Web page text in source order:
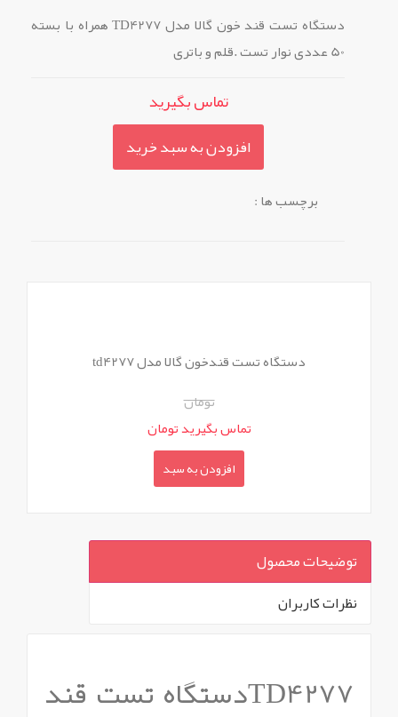
دستگاه تست قند خون گالا مدل TD4277 همراه با بسته
50 عددی نوار تست .قلم و باتری
تماس بگیرید
افزودن به سبد خرید
برچسب ها :
دستگاه تست قندخون گالا مدل td4277
تومان
تماس بگیرید تومان
افزودن به سبد
توضیحات محصول
نظرات کاربران
TD4277دستگاه تست قند